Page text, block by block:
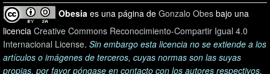
Obesia es una página de Gonzalo Obes bajo una
licencia Creative Commons Reconocimiento-Compartir Igual 4.0
Internacional License. Sin embargo esta licencia no se extiende a los
artículos o imágenes de terceros, cuyas normas son las suyas
propias, por favor póngase en contacto con los autores respectivos.